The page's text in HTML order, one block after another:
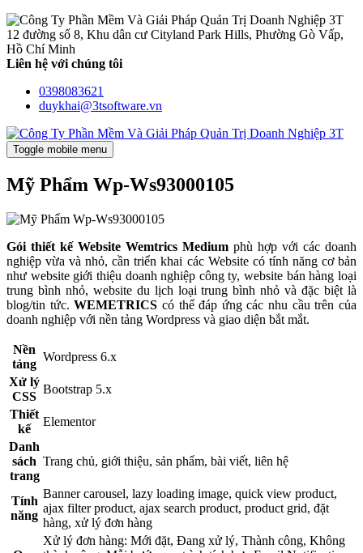
12 đường số 8, Khu dân cư Cityland Park Hills, Phường Gò Vấp,
Hồ Chí Minh
Liên hệ với chúng tôi
0398083621
duykhai@3tsoftware.vn
Toggle mobile menu
Mỹ Phẩm Wp-Ws93000105
Gói thiết kế Website Wemtrics Medium phù hợp với các doanh
nghiệp vừa và nhỏ, cần triển khai các Website có tính năng cơ bản
như website giới thiệu doanh nghiệp công ty, website bán hàng loại
trung bình nhỏ, website du lịch loại trung bình nhỏ và đặc biệt là
blog/tin tức.WEMETRICS có thể đáp ứng các nhu cầu trên của
doanh nghiệp với nền tảng Wordpress và giao diện bắt mắt.
Nền
tảng
Wordpress 6.x
Xử lý
CSS
Bootstrap 5.x
Thiết
kế
Elementor
Danh
sách
trang
Trang chủ, giới thiệu, sản phẩm, bài viết, liên hệ
Tính
năng
Banner carousel, lazy loading image, quick view product,
ajax filter product, ajax search product, product grid, đặt
hàng, xử lý đơn hàng
Xử lý đơn hàng: Mới đặt, Đang xử lý, Thành công, Không